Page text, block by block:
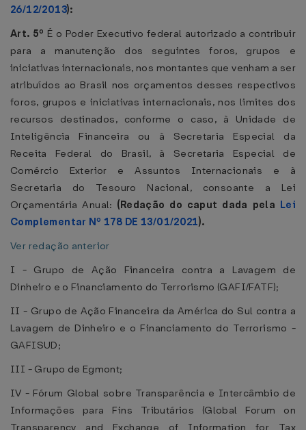
26/12/2013):
Art. 5º É o Poder Executivo federal autorizado a contribuir
para a manutenção dos seguintes foros, grupos e
iniciativas internacionais, nos montantes que venham a ser
atribuídos ao Brasil nos orçamentos desses respectivos
foros, grupos e iniciativas internacionais, nos limites dos
recursos destinados, conforme o caso, à Unidade de
Inteligência Financeira ou à Secretaria Especial da
Receita Federal do Brasil, à Secretaria Especial de
Comércio Exterior e Assuntos Internacionais e à
Secretaria do Tesouro Nacional, consoante a Lei
Orçamentária Anual: (Redação do caput dada pela Lei
Complementar Nº 178 DE 13/01/2021).
Ver redação anterior
I - Grupo de Ação Financeira contra a Lavagem de
Dinheiro e o Financiamento do Terrorismo (GAFI/FATF);
II - Grupo de Ação Financeira da América do Sul contra a
Lavagem de Dinheiro e o Financiamento do Terrorismo -
GAFISUD;
III - Grupo de Egmont;
IV - Fórum Global sobre Transparência e Intercâmbio de
Informações para Fins Tributários (Global Forum on
Transparency and Exchange of Information for Tax